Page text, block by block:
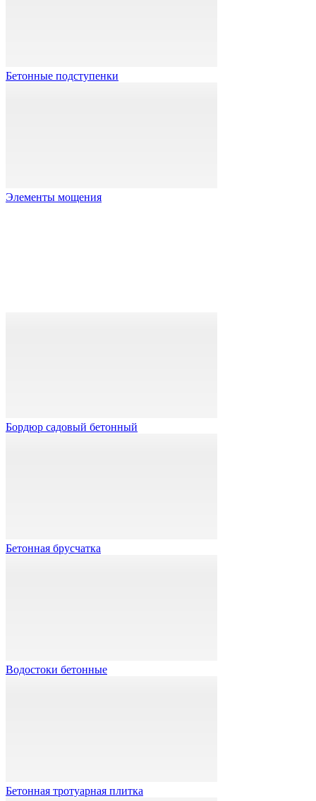
Бетонные подступенки
Элементы мощения
Бордюр садовый бетонный
Бетонная брусчатка
Водостоки бетонные
Бетонная тротуарная плитка